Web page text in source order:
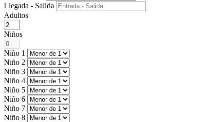
Llegada - Salida
Adultos
Niños
Niño 1
Niño 2
Niño 3
Niño 4
Niño 5
Niño 6
Niño 7
Niño 8